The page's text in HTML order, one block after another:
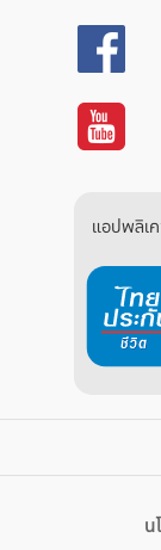
แอปพลิเ